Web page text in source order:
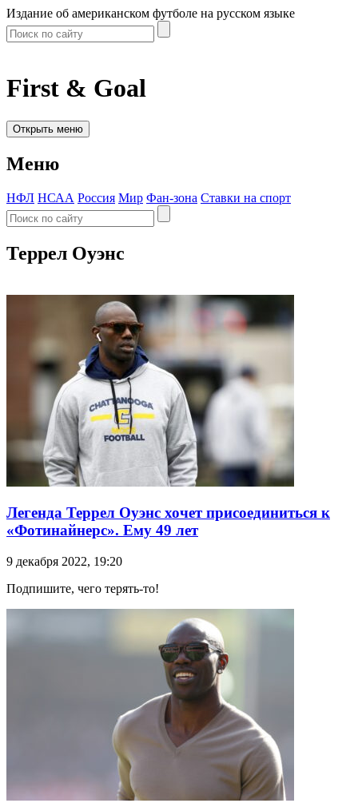
Издание об американском футболе на русском языке
First & Goal
Открыть меню
Меню
НФЛ НСАА Россия Мир Фан-зона Ставки на спорт
Террел Оуэнс
Легенда Террел Оуэнс хочет присоединиться к
«Фотинайнерс». Ему 49 лет
9 декабря 2022, 19:20
Подпишите, чего терять-то!